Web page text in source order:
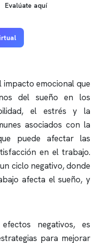
Evalúate aquí
emocional que
del sueño en los
el estrés y la
asociados con la
puede afectar las
en el trabajo.
ciclo negativo, donde
afecta el sueño, y
negativos, es
para mejorar